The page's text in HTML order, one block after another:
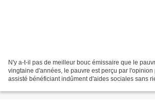
N'y a-t-il pas de meilleur bouc émissaire que le
vingtaine d'années, le pauvre est perçu par
assisté bénéficiant indûment d'aides sociales sans